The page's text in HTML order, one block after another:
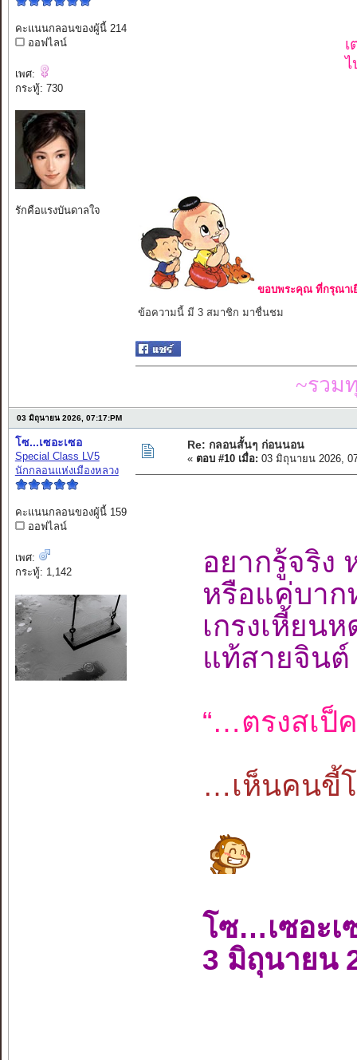
คะแนนกลอนของผู้นี้ 214
ออฟไลน์
เพศ:
กระทู้: 730
รักคือแรงบันดาลใจ
ไ
ขอบพระคุณ ที่กรุณาเ
ข้อความนี้ มี 3 สมาชิก มาชื่นชม
~รวม
03 มิถุนายน 2026, 07:17:PM
โซ...เซอะเซอ
Special Class LV5
นักกลอนแห่งเมืองหลวง
คะแนนกลอนของผู้นี้ 159
ออฟไลน์
เพศ:
กระทู้: 1,142
Re: กลอนสั้นๆ ก่อนนอน
« ตอบ #10 เมื่อ: 03 มิถุนายน 2026,
อยากรู้จริง
หรือแค่บาก
เกรงเหี้ยน
แท้สายจิน
“…ตรงสเป็
…เห็นคนขี้
โซ…เซอะเ
3 มิถุนายน